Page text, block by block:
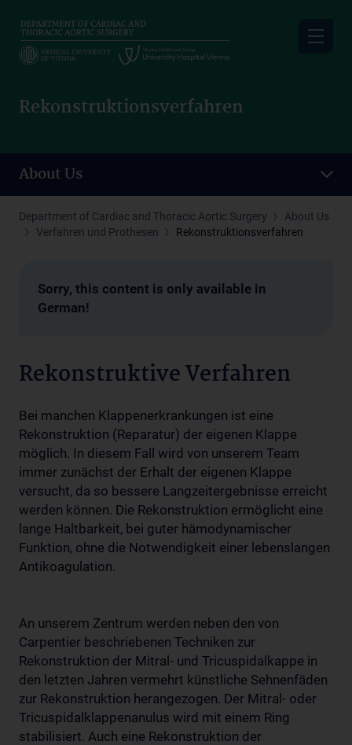
main
content
Rekonstruktionsverfahren
About Us
Department of Cardiac and Thoracic Aortic Surgery
About Us
Verfahren und Prothesen
Rekonstruktionsverfahren
Sorry, this content is only available in
German!
Rekonstruktive Verfahren
Bei manchen Klappenerkrankungen ist eine
Rekonstruktion (Reparatur) der eigenen Klappe
möglich. In diesem Fall wird von unserem Team
immer zunächst der Erhalt der eigenen Klappe
versucht, da so bessere Langzeitergebnisse erreicht
werden können. Die Rekonstruktion ermöglicht eine
lange Haltbarkeit, bei guter hämodynamischer
Funktion, ohne die Notwendigkeit einer lebenslangen
Antikoagulation.
An unserem Zentrum werden neben den von
Carpentier beschriebenen Techniken zur
Rekonstruktion der Mitral- und Tricuspidalkappe in
den letzten Jahren vermehrt künstliche Sehnenfäden
zur Rekonstruktion herangezogen. Der Mitral- oder
Tricuspidalklappenanulus wird mit einem Ring
stabilisiert. Auch eine Rekonstruktion der